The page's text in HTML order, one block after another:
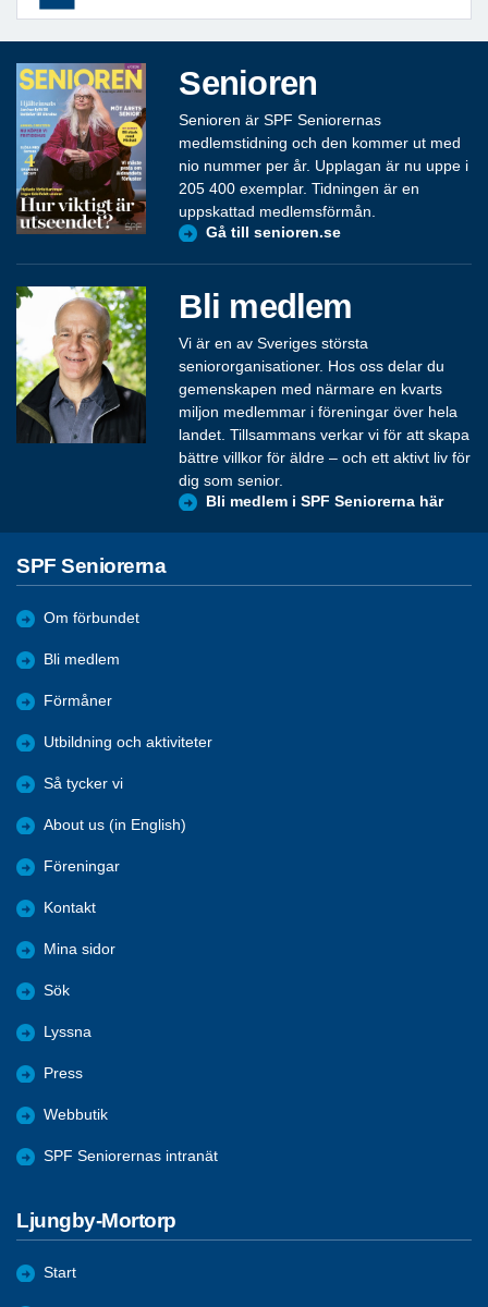
Senioren
Senioren är SPF Seniorernas
medlemstidning och den kommer ut med
nio nummer per år. Upplagan är nu uppe i
205 400 exemplar. Tidningen är en
uppskattad medlemsförmån.
Gå till senioren.se
Bli medlem
Vi är en av Sveriges största
seniororganisationer. Hos oss delar du
gemenskapen med närmare en kvarts
miljon medlemmar i föreningar över hela
landet. Tillsammans verkar vi för att skapa
bättre villkor för äldre – och ett aktivt liv för
dig som senior.
Bli medlem i SPF Seniorerna här
SPF Seniorerna
Om förbundet
Bli medlem
Förmåner
Utbildning och aktiviteter
Så tycker vi
About us (in English)
Föreningar
Kontakt
Mina sidor
Sök
Lyssna
Press
Webbutik
SPF Seniorernas intranät
Ljungby-Mortorp
Start